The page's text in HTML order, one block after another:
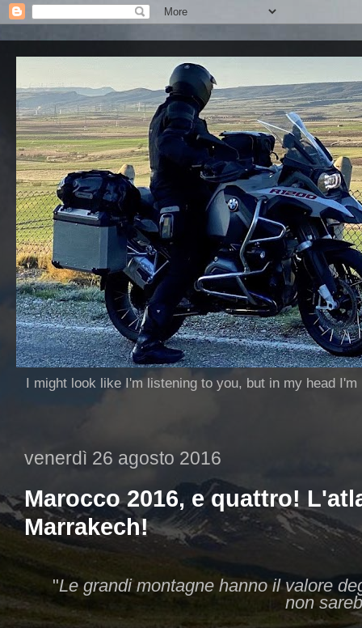
I might look like I'm listening to you, but in my head
venerdì 26 agosto 2016
Marocco 2016, e quattro!
Marrakech!
"Le grandi montagne hanno il valore
non